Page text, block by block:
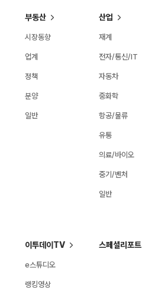
부동산
시장동향
업계
정책
분양
일반
산업
재계
전자/통신/IT
자동차
중화학
항공/물류
유통
의료/바이오
중기/벤처
일반
이투데이TV
e스튜디오
랭킹영상
스페셜리포트